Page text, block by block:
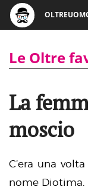
Le Oltre
La
moscio
C’era una
nome Diotima.